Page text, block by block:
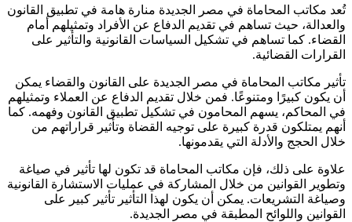
تُعد مكاتب المحاماة في مصر الجديدة منارة هامة في تطبيق القانون
والعدالة، حيث تساهم في تقديم الدفاع عن الأفراد وتمثيلهم أمام
القضاء. كما تساهم في تشكيل السياسات القانونية والتأثير على
القرارات القضائية.
تأثير مكاتب المحاماة في مصر الجديدة على القانون والقضاء يمكن
أن يكون كبيرًا ومتنوعًا. فمن خلال تقديم الدفاع عن العملاء وتمثيلهم
في المحاكم، يسهم المحامون في تشكيل تطبيق القانون وفهمه. كما
أنهم يمتلكون قدرة كبيرة على توجيه القضاة وتأثير قراراتهم من
خلال الحجج والأدلة التي يقدمونها.
علاوة على ذلك، فإن مكاتب المحاماة قد تكون لها تأثير في صياغة
وتطوير القوانين من خلال المشاركة في عمليات الاستشارة القانونية
وصياغة التشريعات. يمكن أن يكون لهذا التأثير تأثير كبير على
القوانين واللوائح المطبقة في مصر الجديدة.